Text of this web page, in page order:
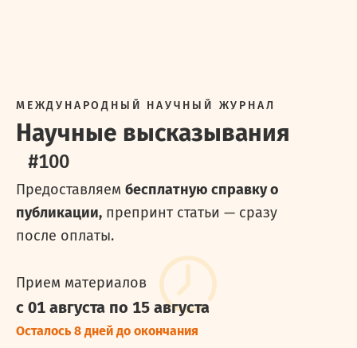
МЕЖДУНАРОДНЫЙ НАУЧНЫЙ ЖУРНАЛ
Научные высказывания
#100
Предоставляем бесплатную справку о
публикации, препринт статьи — сразу
после оплаты.
Прием материалов
с 01 августа по 15 августа
Осталось 8 дней до окончания